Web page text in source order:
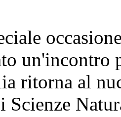
ritorna al
Scienze